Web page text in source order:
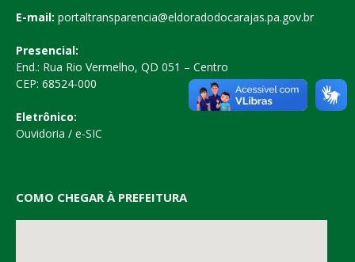
E-mail: portaltransparencia@eldoradodocarajas.pa.gov.br
Presencial:
End.: Rua Rio Vermelho, QD 051 – Centro
CEP: 68524-000
Eletrônico:
Ouvidoria / e-SIC
COMO CHEGAR À PREFEITURA